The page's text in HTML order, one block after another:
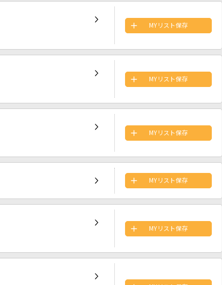
MYリスト保存
MYリスト保存
MYリスト保存
MYリスト保存
MYリスト保存